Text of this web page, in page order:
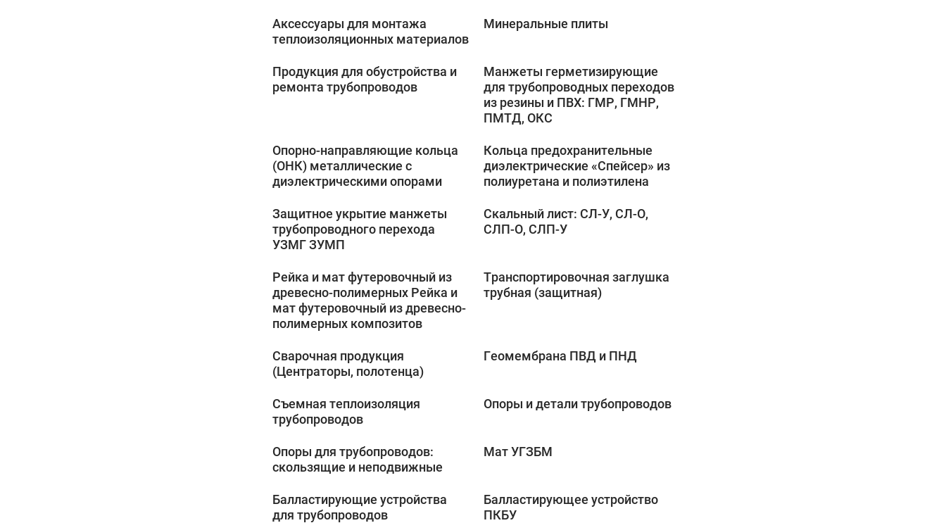
Аксессуары для монтажа
теплоизоляционных материалов
Минеральные плиты
Продукция для обустройства и
ремонта трубопроводов
Манжеты герметизирующие
для трубопроводных переходов
из резины и ПВХ: ГМР, ГМНР,
ПМТД, ОКС
Опорно-направляющие кольца
(ОНК) металлические с
диэлектрическими опорами
Кольца предохранительные
диэлектрические «Спейсер» из
полиуретана и полиэтилена
Защитное укрытие манжеты
трубопроводного перехода
УЗМГ ЗУМП
Скальный лист: СЛ-У, СЛ-О,
СЛП-О, СЛП-У
Рейка и мат футеровочный из
древесно-полимерных Рейка и
мат футеровочный из древесно-
полимерных композитов
Транспортировочная заглушка
трубная (защитная)
Сварочная продукция
(Центраторы, полотенца)
Геомембрана ПВД и ПНД
Съемная теплоизоляция
трубопроводов
Опоры и детали трубопроводов
Опоры для трубопроводов:
скользящие и неподвижные
Мат УГЗБМ
Балластирующие устройства
для трубопроводов
Балластирующее устройство
ПКБУ